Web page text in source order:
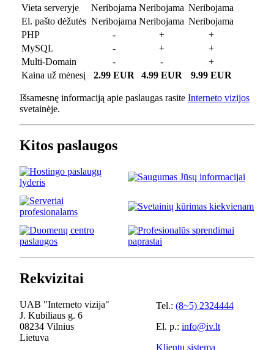
Vieta serveryje
Neribojama Neribojama Neribojama
El. pašto dėžutės Neribojama Neribojama Neribojama
PHP
- +
+
MySQL
- +
+
Multi-Domain
- -
+
Kaina už mėnesį
2.99 EUR 4.99 EUR 9.99 EUR
Išsamesnę informaciją apie paslaugas rasite Interneto vizijos
svetainėje.
Kitos paslaugos
Rekvizitai
UAB "Interneto vizija"
J. Kubiliaus g. 6
08234 Vilnius
Lietuva
Tel.: (8~5) 2324444
El. p.: info@iv.lt
Klientų sistema